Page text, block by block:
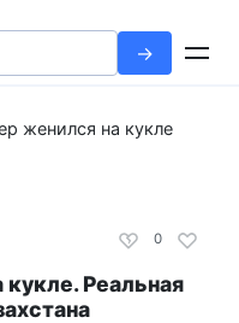
женился на кукле
0
Реальная